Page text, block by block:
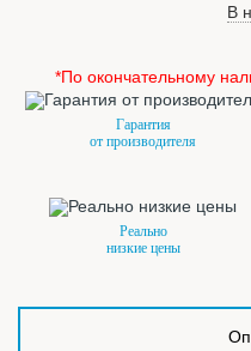
В
*По окончательному
Гарантия
от производителя
Реально
низкие цены